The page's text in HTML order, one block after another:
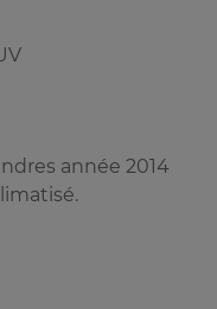
année 2014